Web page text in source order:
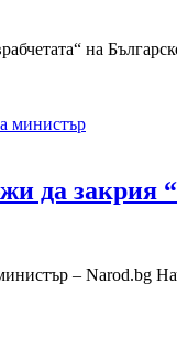
на
да закрия
– Narod.bg